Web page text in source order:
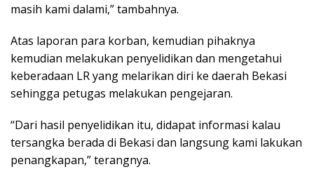
masih kami dalami,” tambahnya.
Atas laporan para korban, kemudian pihaknya
kemudian melakukan penyelidikan dan mengetahui
keberadaan LR yang melarikan diri ke daerah Bekasi
sehingga petugas melakukan pengejaran.
“Dari hasil penyelidikan itu, didapat informasi kalau
tersangka berada di Bekasi dan langsung kami lakukan
penangkapan,” terangnya.